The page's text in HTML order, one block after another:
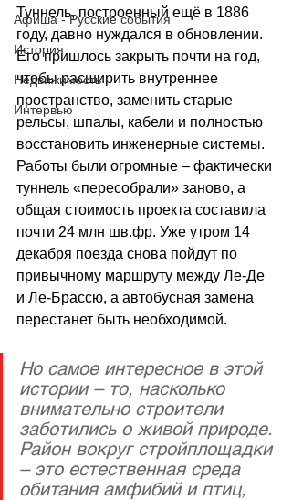
Афиша - Русские события
История
Недвижимость
Интервью
Туннель, построенный ещё в 1886
году, давно нуждался в обновлении.
Его пришлось закрыть почти на год,
чтобы расширить внутреннее
пространство, заменить старые
рельсы, шпалы, кабели и полностью
восстановить инженерные системы.
Работы были огромные – фактически
туннель «пересобрали» заново, а
общая стоимость проекта составила
почти 24 млн шв.фр. Уже утром 14
декабря поезда снова пойдут по
привычному маршруту между Ле-Де
и Ле-Брассю, а автобусная замена
перестанет быть необходимой.
Но самое интересное в этой
истории – то, насколько
внимательно строители
заботились о живой природе.
Район вокруг стройплощадки
– это естественная среда
обитания амфибий и птиц,